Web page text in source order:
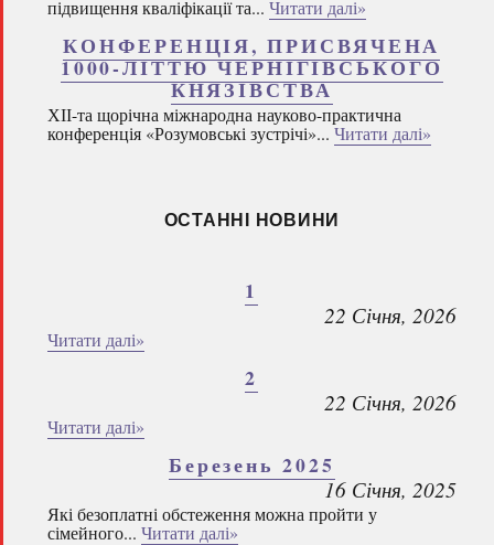
підвищення кваліфікації та... Читати далі»
КОНФЕРЕНЦІЯ, ПРИСВЯЧЕНА
1000-ЛІТТЮ ЧЕРНІГІВСЬКОГО
КНЯЗІВСТВА
ХІІ-та щорічна міжнародна науково-практична
конференція «Розумовські зустрічі»... Читати далі»
ОСТАННІ НОВИНИ
1
22 Січня, 2026
Читати далі»
2
22 Січня, 2026
Читати далі»
Березень 2025
16 Січня, 2025
Які безоплатні обстеження можна пройти у
сімейного... Читати далі»